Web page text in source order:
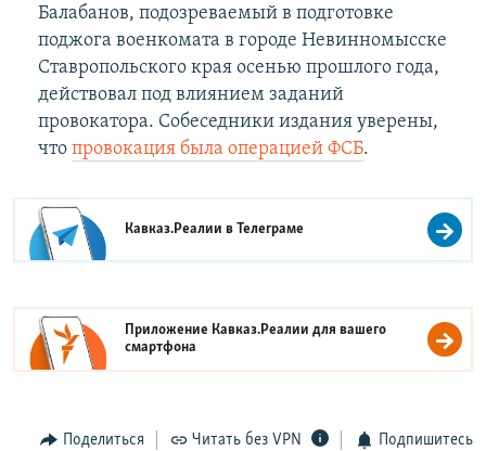
Балабанов, подозреваемый в подготовке
поджога военкомата в городе Невинномысске
Ставропольского края осенью прошлого года,
действовал под влиянием заданий
провокатора. Собеседники издания уверены,
что провокация была операцией ФСБ.
Кавказ.Реалии вТелеграме
Приложение Кавказ.Реалии для вашего
смартфона
Поделиться Читать без VPN Подпишитесь